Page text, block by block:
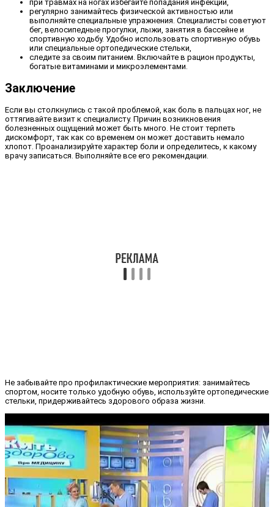
при травмах на ногах избегайте попадания инфекции,
регулярно занимайтесь физической активностью или
выполняйте специальные упражнения. Специалисты советуют
бег, велосипедные прогулки, лыжи, занятия в бассейне и
спортивную ходьбу. Удобно использовать спортивную обувь
или специальные ортопедические стельки,
следите за своим питанием. Включайте в рацион продукты,
богатые витаминами и микроэлементами.
Заключение
Если вы столкнулись с такой проблемой, как боль в пальцах ног, не
оттягивайте визит к специалисту. Причин возникновения
болезненных ощущений может быть много. Не стоит терпеть
дискомфорт, так как со временем он может доставить немало
хлопот. Проанализируйте характер боли и определитесь, к какому
врачу записаться. Выполняйте все его рекомендации.
Не забывайте про профилактические мероприятия: занимайтесь
спортом, носите только удобную обувь, используйте ортопедические
стельки, придерживайтесь здорового образа жизни.